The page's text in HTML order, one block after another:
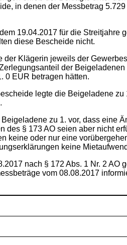
in denen der Messbetrag
19.04.2017 für die Streitjahre
diese Bescheide nicht.
der Klägerin jeweils der
der
0 EUR betragen hätten.
legte die Beigeladene
zu 1. vor, dass eine
des § 173 AO seien aber nicht
keine oder nur eine
keine
nach § 172 Abs. 1 Nr. 2
vom 08.08.2017